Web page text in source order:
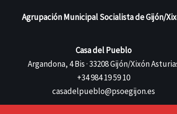
Agrupación Municipal Socialista de Gijón/
Casa del Pueblo
Argandona, 4 Bis · 33208 Gijón/Xixón
+34 984 19 59 10
casadelpueblo@psoegijon.es